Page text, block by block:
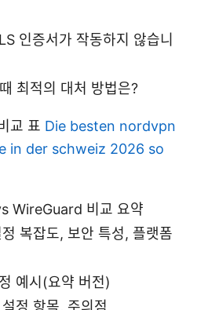
인증서가 작동하지 않습니
최적의 대처 방법은?
교 표 Die besten nordvpn
in der schweiz 2026 so
WireGuard 비교 요약
복잡도, 보안 특성, 플랫폼
예시(요약 버전)
정 항목, 주의점